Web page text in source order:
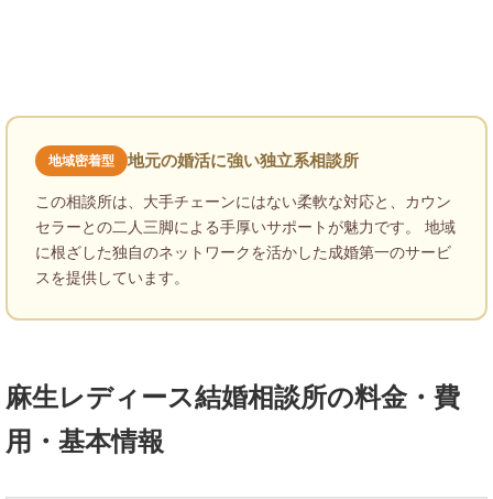
地域密着型 地元の婚活に強い独立系相談所
この相談所は、大手チェーンにはない柔軟な対応と、カウン
セラーとの二人三脚による手厚いサポートが魅力です。 地域
に根ざした独自のネットワークを活かした成婚第一のサービ
スを提供しています。
麻生レディース結婚相談所の料金・費
用・基本情報